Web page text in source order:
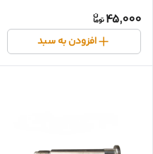
45,000
افزودن به سبد